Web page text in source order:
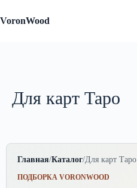
к
сути
VoronWood
Для карт Таро
Главная/Каталог/Для карт Таро
ПОДБОРКА VORONWOOD